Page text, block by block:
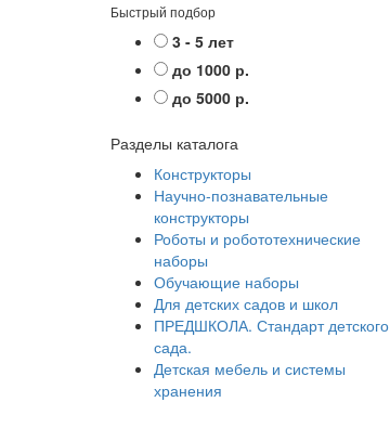
Быстрый подбор
3 - 5 лет
до 1000 р.
до 5000 р.
Разделы каталога
Конструкторы
Научно-познавательные
конструкторы
Роботы и робототехнические
наборы
Обучающие наборы
Для детских садов и школ
ПРЕДШКОЛА. Стандарт детского
сада.
Детская мебель и системы
хранения